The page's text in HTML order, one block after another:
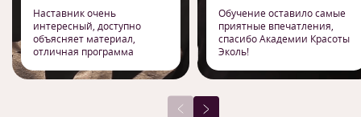
Наставник очень
интересный, доступно
объясняет материал,
отличная программа
Обучение оставило самые
приятные впечатления,
спасибо Академии Красоты
Эколь!